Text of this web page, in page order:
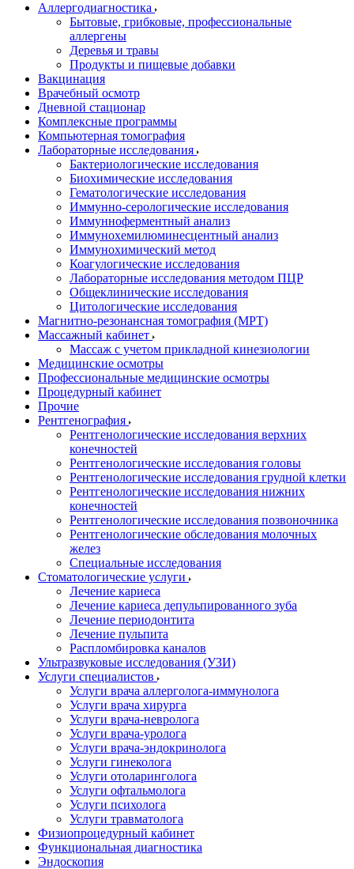
Аллергодиагностика
Бытовые, грибковые, профессиональные
аллергены
Деревья и травы
Продукты и пищевые добавки
Вакцинация
Врачебный осмотр
Дневной стационар
Комплексные программы
Компьютерная томография
Лабораторные исследования
Бактериологические исследования
Биохимические исследования
Гематологические исследования
Иммунно-серологические исследования
Иммунноферментный анализ
Иммунохемилюминесцентный анализ
Иммунохимический метод
Коагулогические исследования
Лабораторные исследования методом ПЦР
Общеклинические исследования
Цитологические исследования
Магнитно-резонансная томография (МРТ)
Массажный кабинет
Массаж с учетом прикладной кинезиологии
Медицинские осмотры
Профессиональные медицинские осмотры
Процедурный кабинет
Прочие
Рентгенография
Рентгенологические исследования верхних
конечностей
Рентгенологические исследования головы
Рентгенологические исследования грудной клетки
Рентгенологические исследования нижних
конечностей
Рентгенологические исследования позвоночника
Рентгенологические обследования молочных
желез
Специальные исследования
Стоматологические услуги
Лечение кариеса
Лечение кариеса депульпированного зуба
Лечение периодонтита
Лечение пульпита
Распломбировка каналов
Ультразвуковые исследования (УЗИ)
Услуги специалистов
Услуги врача аллерголога-иммунолога
Услуги врача хирурга
Услуги врача-невролога
Услуги врача-уролога
Услуги врача-эндокринолога
Услуги гинеколога
Услуги отоларинголога
Услуги офтальмолога
Услуги психолога
Услуги травматолога
Физиопроцедурный кабинет
Функциональная диагностика
Эндоскопия